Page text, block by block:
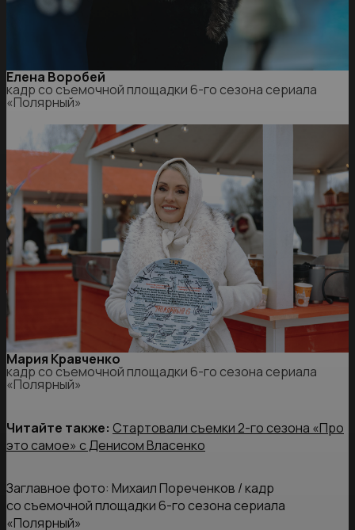
Елена Воробей
кадр со съемочной площадки 6-го сезона сериала
«Полярный»
Мария Кравченко
кадр со съемочной площадки 6-го сезона сериала
«Полярный»
Читайте также: Стартовали съемки 2-го сезона «Про
это самое» с Денисом Власенко
Заглавное фото: Михаил Пореченков / кадр
со съемочной площадки 6-го сезона сериала
«Полярный»